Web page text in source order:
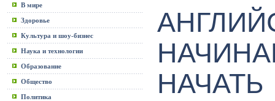
В мире
Здоровье
Культура и шоу-бизнес
Наука и технологии
Образование
Общество
Политика
НАЧАТЬ